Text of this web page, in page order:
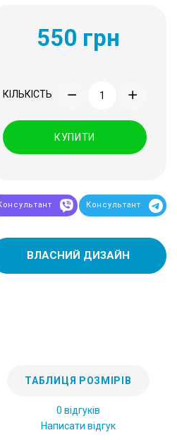
550 грн
КІЛЬКІСТЬ
КУПИТИ
Консультант
ВЛАСНИЙ ДИЗАЙН
ТАБЛИЦЯ РОЗМІРІВ
0 відгуків
Написати відгук